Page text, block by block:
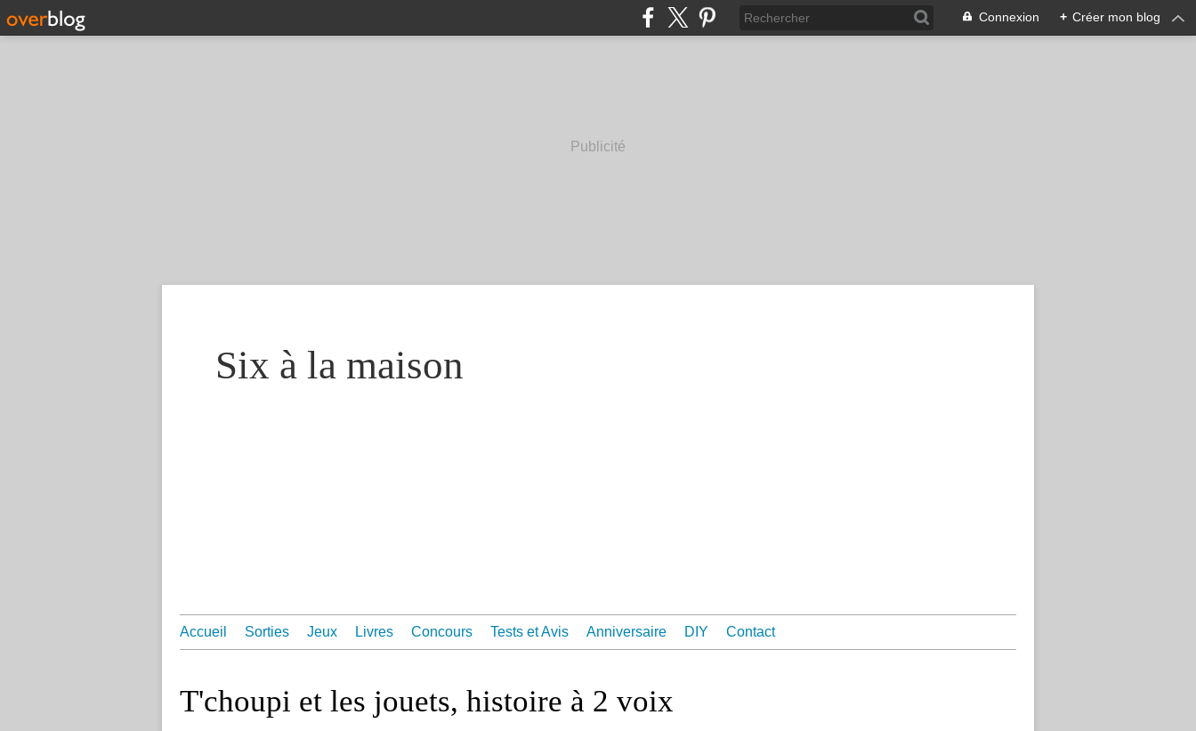
Connexion + Créer mon blog
Publicité
Six à la maison
Accueil Sorties Jeux Livres Concours Tests et Avis Anniversaire DIY Contact
T'choupi et les jouets, histoire à 2 voix